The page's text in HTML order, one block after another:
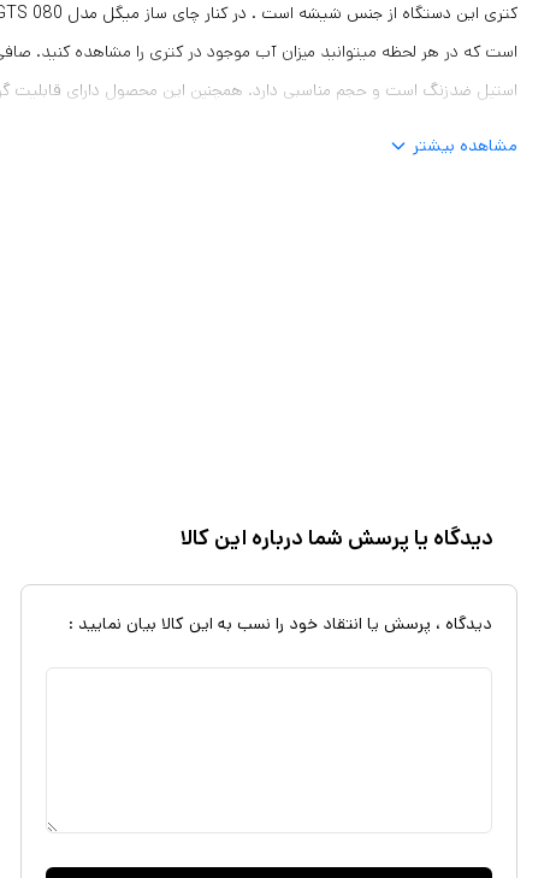
است که در هر لحظه میتوانید میزان آب موجود در کتری را مشاهده کنید.
استیل ضدزنگ است و حجم مناسبی دارد. همچنین این محصول دارای قابلیت
مشاهده بیشتر
دیدگاه یا پرسش شما درباره این کالا
دیدگاه ، پرسش یا انتقاد خود را نسب به این کالا بیان نمایید :